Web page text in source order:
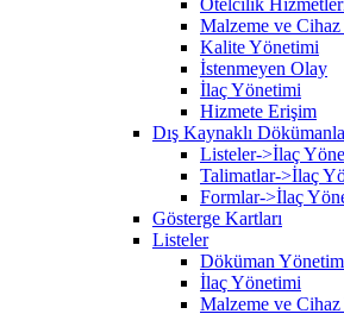
Malzeme ve
Kalite Yönetimi
İstenmeyen Olay
İlaç Yönetimi
Hizmete Erişim
Dış Kaynaklı
Listeler->İlaç
Talimatlar->İlaç
Formlar->İlaç
Gösterge Kartları
Listeler
Döküman
İlaç Yönetimi
Malzeme ve